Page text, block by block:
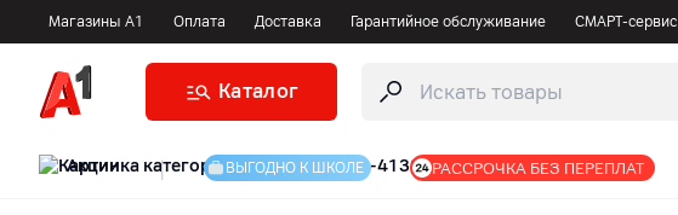
Магазины А1 Оплата Доставка Гарантийное обслуживание СМАРТ-сервис
Каталог
Акции | ВЫГОДНО К ШКОЛЕ РАССРОЧКА БЕЗ ПЕРЕПЛАТ